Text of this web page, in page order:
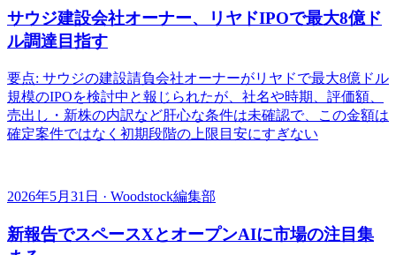
サウジ建設会社オーナー、リヤドIPOで最大8億ド
ル調達目指す
要点: サウジの建設請負会社オーナーがリヤドで最大8億ドル
規模のIPOを検討中と報じられたが、社名や時期、評価額、
売出し・新株の内訳など肝心な条件は未確認で、この金額は
確定案件ではなく初期段階の上限目安にすぎない
2026年5月31日 · Woodstock編集部
新報告でスペースXとオープンAIに市場の注目集